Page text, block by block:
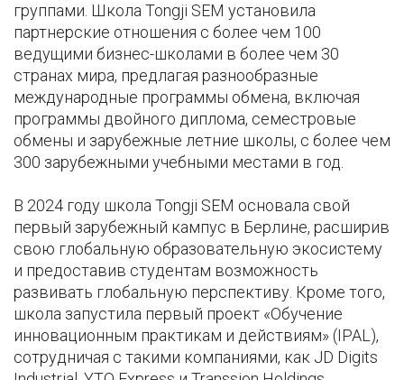
группами. Школа Tongji SEM установила
партнерские отношения с более чем 100
ведущими бизнес-школами в более чем 30
странах мира, предлагая разнообразные
международные программы обмена, включая
программы двойного диплома, семестровые
обмены и зарубежные летние школы, с более чем
300 зарубежными учебными местами в год.
В 2024 году школа Tongji SEM основала свой
первый зарубежный кампус в Берлине, расширив
свою глобальную образовательную экосистему
и предоставив студентам возможность
развивать глобальную перспективу. Кроме того,
школа запустила первый проект «Обучение
инновационным практикам и действиям» (IPAL),
сотрудничая с такими компаниями, как JD Digits